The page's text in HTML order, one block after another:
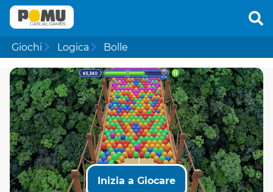
Giochi Logica Bolle
Inizia a Giocare